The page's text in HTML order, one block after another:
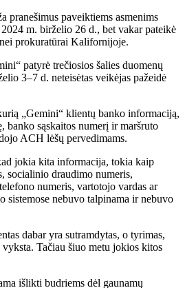
pranešimus paveiktiems asmenims
m. birželio 26 d., bet vakar pateikė
prokuratūrai Kalifornijoje.
patyrė trečiosios šalies duomenų
3–7 d. neteisėtas veikėjas pažeidė
„Gemini“ klientų banko informaciją,
banko sąskaitos numerį ir maršruto
ACH lėšų pervedimams.
jokia kita informacija, tokia kaip
socialinio draudimo numeris,
numeris, vartotojo vardas ar
sistemose nebuvo talpinama ir nebuvo
dabar yra sutramdytas, o tyrimas,
vyksta. Tačiau šiuo metu jokios kitos
išlikti budriems dėl gaunamų